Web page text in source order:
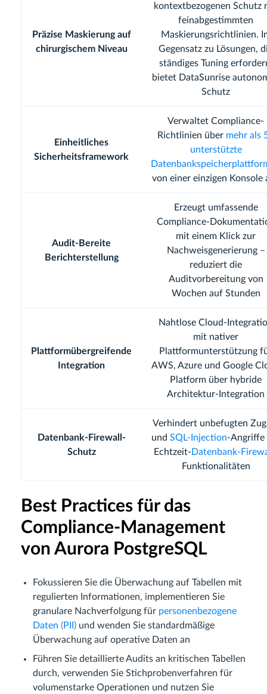
Präzise Maskierung auf
chirurgischem Niveau
kontextbezogenen Schutz
feinabgestimmten
Maskierungsrichtlinien.
Gegensatz zu Lösungen,
ständiges Tuning
bietet DataSunrise
Schutz
Einheitliches
Sicherheitsframework
Verwaltet Compliance-
Richtlinien über mehr als
unterstützte
von einer einzigen Konsole
Audit-Bereite
Berichterstellung
Erzeugt umfassende
Compliance-
mit einem Klick zur
Nachweisgenerierung –
reduziert die
Auditvorbereitung von
Wochen auf Stunden
Plattformübergreifende
Integration
Nahtlose Cloud-
mit nativer
Plattformunterstützung
AWS, Azure und Google
Platform über hybride
Architektur-Integration
Datenbank-Firewall-
Schutz
Verhindert unbefugten
und SQL-Injection-Angriffe
Echtzeit- Datenbank-
Funktionalitäten
Best Practices für das
Compliance-Management
von Aurora PostgreSQL
Fokussieren Sie die Überwachung auf Tabellen mit
regulierten Informationen, implementieren Sie
granulare Nachverfolgung für personenbezogene
Daten (PII) und wenden Sie standardmäßige
Überwachung auf operative Daten an
Führen Sie detaillierte Audits an kritischen Tabellen
durch, verwenden Sie Stichprobenverfahren für
volumenstarke Operationen und nutzen Sie